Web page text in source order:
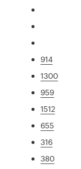
914
1300
959
1512
655
316
380